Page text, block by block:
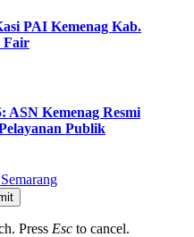
PAI Kemenag Kab.
Fair
ASN Kemenag Resmi
Publik
Press Esc to cancel.